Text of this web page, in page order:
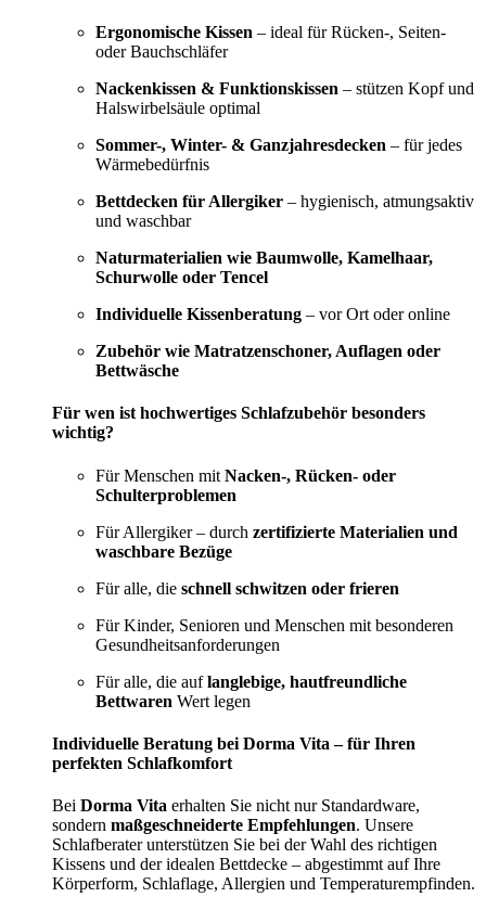
Ergonomische Kissen – ideal für Rücken-, Seiten-
oder Bauchschläfer
Nackenkissen & Funktionskissen – stützen Kopf und
Halswirbelsäule optimal
Sommer-, Winter- & Ganzjahresdecken – für jedes
Wärmebedürfnis
Bettdecken für Allergiker – hygienisch, atmungsaktiv
und waschbar
Naturmaterialien wie Baumwolle, Kamelhaar,
Schurwolle oder Tencel
Individuelle Kissenberatung – vor Ort oder online
Zubehör wie Matratzenschoner, Auflagen oder
Bettwäsche
Für wen ist hochwertiges Schlafzubehör besonders
wichtig?
Für Menschen mit Nacken-, Rücken- oder
Schulterproblemen
Für Allergiker – durch zertifizierte Materialien und
waschbare Bezüge
Für alle, die schnell schwitzen oder frieren
Für Kinder, Senioren und Menschen mit besonderen
Gesundheitsanforderungen
Für alle, die auflanglebige, hautfreundliche
Bettwaren Wert legen
Individuelle Beratung bei Dorma Vita – für Ihren
perfekten Schlafkomfort
Bei Dorma Vita erhalten Sie nicht nur Standardware,
sondern maßgeschneiderte Empfehlungen. Unsere
Schlafberater unterstützen Sie bei der Wahl des richtigen
Kissens und der idealen Bettdecke – abgestimmt auf Ihre
Körperform, Schlaflage, Allergien und Temperaturempfinden.